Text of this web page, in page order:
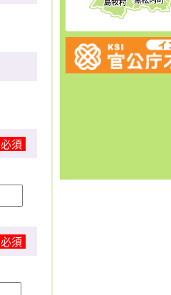
必須
必須